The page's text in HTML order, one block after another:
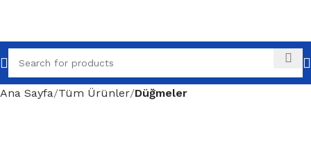
Ana Sayfa Tüm Ürünler Düğmeler